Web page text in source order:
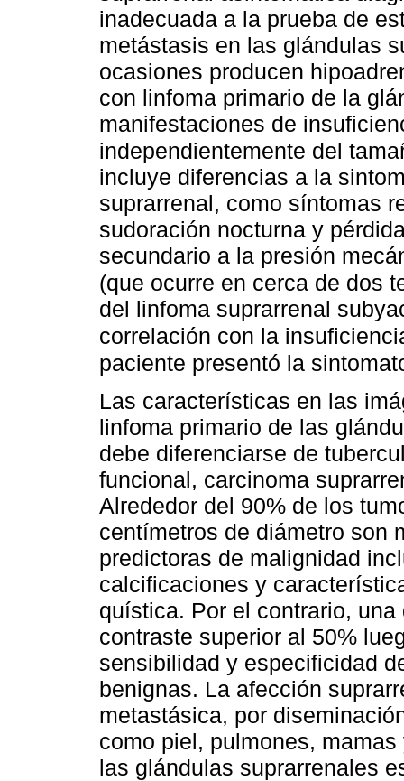
inadecuada a la prueba de
metástasis en las glándulas
ocasiones producen
con linfoma primario de la
manifestaciones de
independientemente del
incluye diferencias a la
suprarrenal, como síntomas
sudoración nocturna y
secundario a la presión
(que ocurre en cerca de dos
del linfoma suprarrenal
correlación con la
paciente presentó la
Las características en las
linfoma primario de las
debe diferenciarse de
funcional, carcinoma
Alrededor del 90% de los
centímetros de diámetro son
predictoras de malignidad
calcificaciones y
quística. Por el contrario,
contraste superior al 50%
sensibilidad y especificidad
benignas. La afección
metastásica, por
como piel, pulmones,
las glándulas suprarrenales